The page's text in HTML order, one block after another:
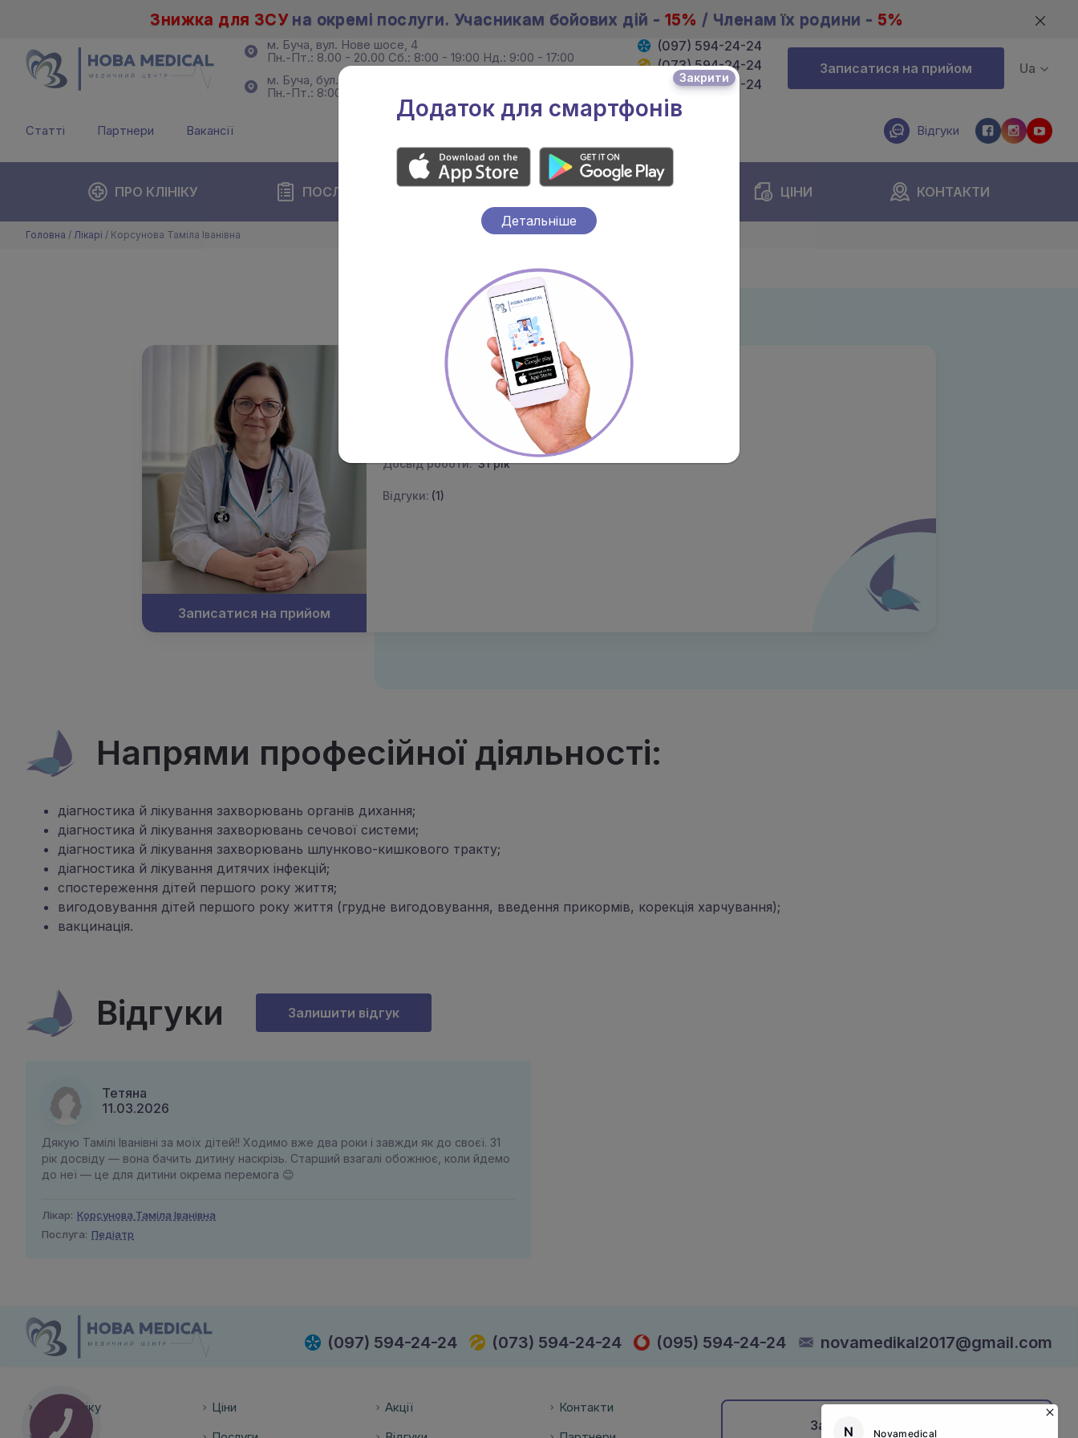
Знижка для ЗСУ на окремі послуги. Учасникам бойових дій - 15% / Членам їх родини - 5%
м. Буча, вул. Нове шосе, 4
Пн.-Пт.: 8.00 - 20.00 Сб.: 8:00 - 19:00 Нд.: 9:00 - 17:00
м. Буча, бул. Б. Хмельницького, 4
Пн.-Пт.: 8:00 - 19:00 Сб. 8:00 - 18:00 Нд.: вихідний
(097) 594-24-24
(073) 594-24-24
(095) 594-24-24
Записатися на прийом Ua
Статті Партнери Вакансії Відгуки
ПРО КЛІНІКУ ПОСЛУГИ ЛІКАРІ АКЦІЇ ЦІНИ КОНТАКТИ
Головна / Лікарі / Корсунова Таміла Іванівна
Записатися на прийом
Корсунова Таміла Іванівна
Педіатр, дитячий гастроентеролог
Досвід роботи:31 рік
Відгуки: (1)
Напрями професійної діяльності:
діагностика й лікування захворювань органів дихання;
діагностика й лікування захворювань сечової системи;
діагностика й лікування захворювань шлунково-кишкового тракту;
діагностика й лікування дитячих інфекцій;
спостереження дітей першого року життя;
вигодовування дітей першого року життя (грудне вигодовування, введення прикормів, корекція харчування);
вакцинація.
Відгуки Залишити відгук
Тетяна
11.03.2026
Дякую Тамілі Іванівні за моїх дітей!! Ходимо вже два роки і завжди як до своєї. 31
рік досвіду — вона бачить дитину наскрізь. Старший взагалі обожнює, коли йдемо
до неї — це для дитини окрема перемога 😊
Лікар: Корсунова Таміла Іванівна
Послуга: Педiатр
(097) 594-24-24 (073) 594-24-24 (095) 594-24-24 novamedikal2017@gmail.com
Про клініку Ціни Акції Контакти
Записатися на прийом
Закрити
Додаток для смартфонів
Детальніше